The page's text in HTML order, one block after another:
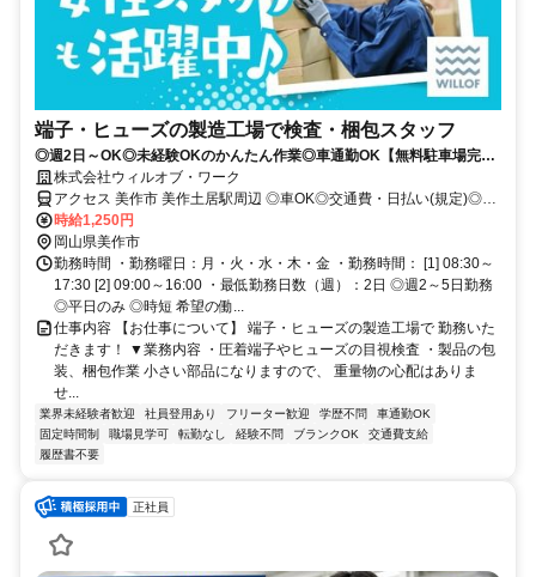
端子・ヒューズの製造工場で検査・梱包スタッフ
◎週2日～OK◎未経験OKのかんたん作業◎車通勤OK【無料駐車場完
備】株式会社ウィルオブ・ワーク
アクセス 美作市 美作土居駅周辺 ◎車OK◎交通費・日払い(規定)◎当
月中・翌月入社大歓迎♪
時給1,250円
岡山県美作市
勤務時間 ・勤務曜日：月・火・水・木・金 ・勤務時間： [1] 08:30～
17:30 [2] 09:00～16:00 ・最低勤務日数（週）：2日 ◎週2～5日勤務
◎平日のみ ◎時短 希望の働...
仕事内容 【お仕事について】 端子・ヒューズの製造工場で 勤務いた
だきます！ ▼業務内容 ・圧着端子やヒューズの目視検査 ・製品の包
装、梱包作業 小さい部品になりますので、 重量物の心配はありま
せ...
業界未経験者歓迎 社員登用あり フリーター歓迎 学歴不問
車通勤OK
固定時間制
職場見学可 転勤なし 経験不問 ブランクOK
交通費支給
履歴書不要
正社員